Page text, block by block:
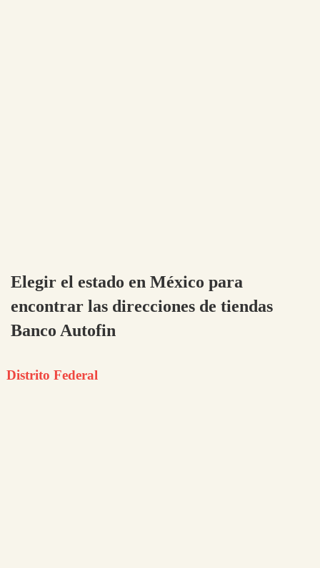
Elegir el estado en México para
encontrar las direcciones de tiendas
Banco Autofin
Distrito Federal